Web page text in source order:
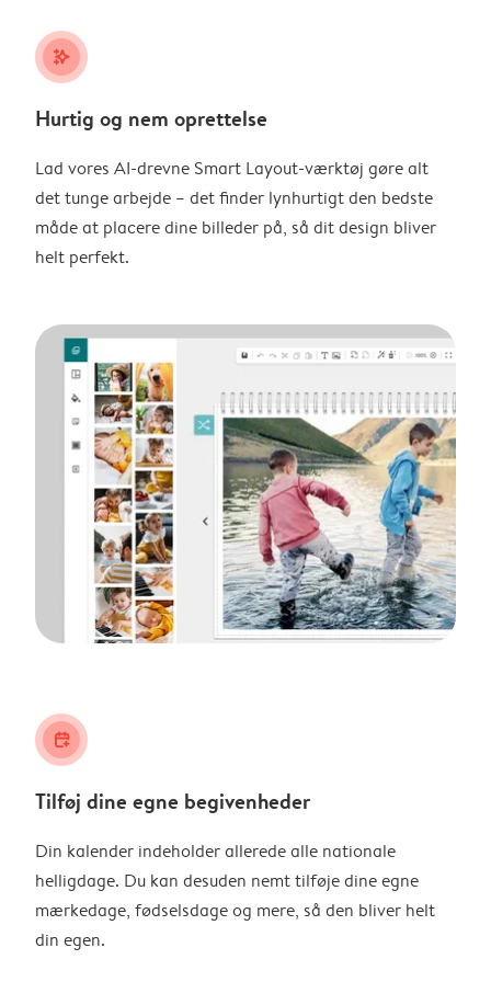
stars_plus
Hurtig og nem oprettelse
Lad vores AI-drevne Smart Layout-værktøj gøre alt
det tunge arbejde – det finder lynhurtigt den bedste
måde at placere dine billeder på, så dit design bliver
helt perfekt.
calendar_plus
Tilføj dine egne begivenheder
Din kalender indeholder allerede alle nationale
helligdage. Du kan desuden nemt tilføje dine egne
mærkedage, fødselsdage og mere, så den bliver helt
din egen.